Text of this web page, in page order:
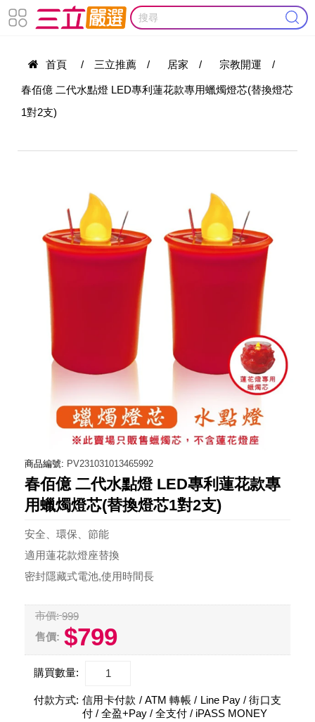
首頁 / 三立推薦 / 居家 / 宗教開運 /
春佰億 二代水點燈 LED專利蓮花款專用蠟燭燈芯(替換燈芯
1對2支)
商品編號: PV231031013465992
春佰億 二代水點燈 LED專利蓮花款專
用蠟燭燈芯(替換燈芯1對2支)
安全、環保、節能
適用蓮花款燈座替換
密封隱藏式電池,使用時間長
市價: 999
售價: $799
購買數量:
付款方式: 信用卡付款 / ATM 轉帳 / Line Pay / 街口支
付 / 全盈+Pay / 全支付 / iPASS MONEY